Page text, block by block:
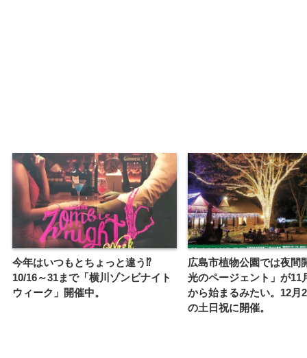
今年はいつもとちょっと違う⁉
10/16～31まで「横川ゾンビナイト
ウィーク」開催中。
広島市植物公園では夜間
光のページェント」が11
から始まるみたい。12月
の土日祝に開催。